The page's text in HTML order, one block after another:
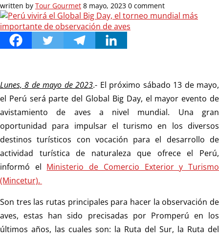
written by Tour Gourmet 8 mayo, 2023 0 comment
Lunes, 8 de mayo de 2023.- El próximo sábado 13 de mayo,
el Perú será parte del Global Big Day, el mayor evento de
avistamiento de aves a nivel mundial. Una gran
oportunidad para impulsar el turismo en los diversos
destinos turísticos con vocación para el desarrollo de
actividad turística de naturaleza que ofrece el Perú,
informó el Ministerio de Comercio Exterior y Turismo
(Mincetur).
Son tres las rutas principales para hacer la observación de
aves, estas han sido precisadas por Promperú en los
últimos años, las cuales son: la Ruta del Sur, la Ruta del